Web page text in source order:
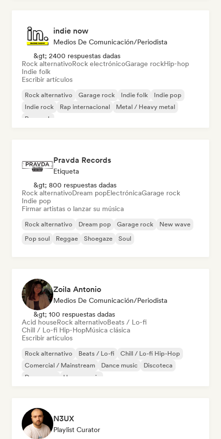
indie now
Medios De Comunicación/Periodista
&gt; 2400 respuestas dadas
Rock alternativoRock electrónicoGarage rockHip-hop
Indie folk
Escribir artículos
Rock alternativo Garage rock Indie folk
Indie pop
Indie rock
Rap internacional
Metal / Heavy metal
Pop rock
Pravda Records
Etiqueta
&gt; 800 respuestas dadas
Rock alternativoDream popElectrónicaGarage rock
Indie pop
Firmar artistas o lanzar su música
Rock alternativo Dream pop Garage rock
New wave
Pop soul
Reggae Shoegaze Soul
Zoila Antonio
Medios De Comunicación/Periodista
&gt; 100 respuestas dadas
Acid houseRock alternativoBeats / Lo-fi
Chill / Lo-fi Hip-HopMúsica clásica
Escribir artículos
Rock alternativo Beats / Lo-fi
Chill / Lo-fi Hip-Hop
Comercial / Mainstream
Dance music
Discoteca
Dream pop
House music
N3UX
Playlist Curator